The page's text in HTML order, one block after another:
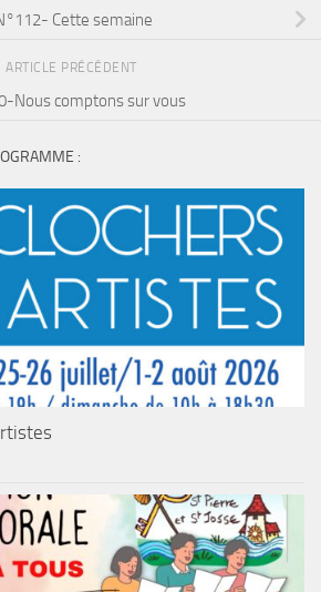
Cette semaine
ARTICLE PRÉCÉDENT
Nous comptons sur vous
: